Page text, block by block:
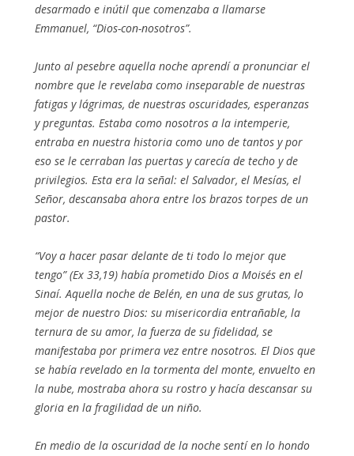
desarmado e inútil que comenzaba a llamarse
Emmanuel, “Dios-con-nosotros”.
Junto al pesebre aquella noche aprendí a pronunciar el
nombre que le revelaba como inseparable de nuestras
fatigas y lágrimas, de nuestras oscuridades, esperanzas
y preguntas. Estaba como nosotros a la intemperie,
entraba en nuestra historia como uno de tantos y por
eso se le cerraban las puertas y carecía de techo y de
privilegios. Esta era la señal: el Salvador, el Mesías, el
Señor, descansaba ahora entre los brazos torpes de un
pastor.
“Voy a hacer pasar delante de ti todo lo mejor que
tengo” (Ex 33,19) había prometido Dios a Moisés en el
Sinaí. Aquella noche de Belén, en una de sus grutas, lo
mejor de nuestro Dios: su misericordia entrañable, la
ternura de su amor, la fuerza de su fidelidad, se
manifestaba por primera vez entre nosotros. El Dios que
se había revelado en la tormenta del monte, envuelto en
la nube, mostraba ahora su rostro y hacía descansar su
gloria en la fragilidad de un niño.
En medio de la oscuridad de la noche sentí en lo hondo